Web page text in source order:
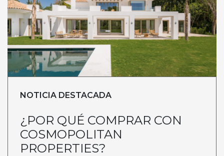
NOTICIA DESTACADA
¿POR QUÉ COMPRAR CON
COSMOPOLITAN
PROPERTIES?